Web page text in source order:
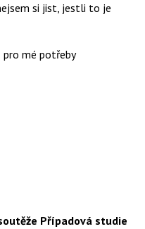
si jist, jestli to je
mé potřeby
Případová studie